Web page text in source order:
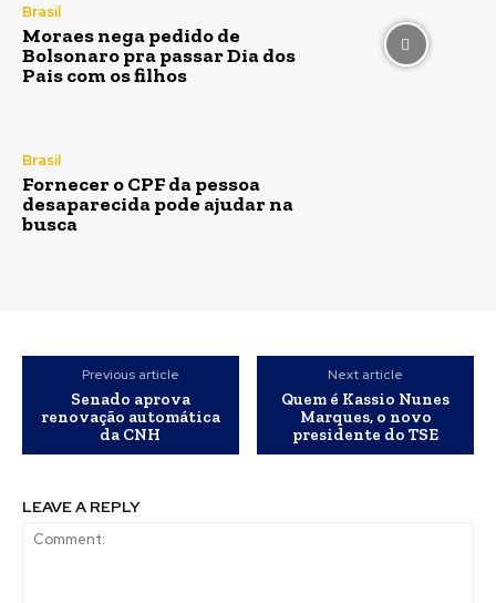
Brasil
Moraes nega pedido de
Bolsonaro pra passar Dia dos
Pais com os filhos
Brasil
Fornecer o CPF da pessoa
desaparecida pode ajudar na
busca
Previous article
Senado aprova
renovação automática
da CNH
Next article
Quem é Kassio Nunes
Marques, o novo
presidente do TSE
LEAVE A REPLY